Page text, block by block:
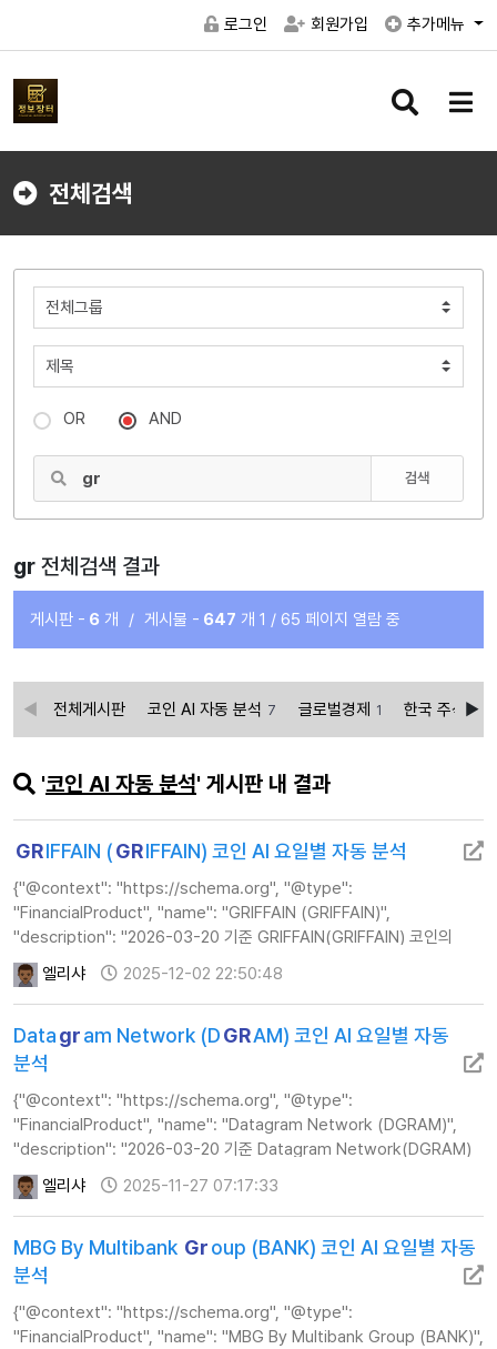
로그인 회원가입 추가메뉴
검
버
메
버
전체검색
OR AND
검색
gr 전체검색 결과
게시판 - 6 개 / 게시물 - 647 개 1 / 65 페이지 열람 중
전체게시판 코인 AI 자동 분석 7 글로벌경제 1 한국 주식 AI
'코인 AI 자동 분석' 게시판 내 결과
GRIFFAIN (GRIFFAIN) 코인 AI 요일별 자동 분석
{"@context": "https://schema.org", "@type":
"FinancialProduct", "name": "GRIFFAIN (GRIFFAIN)",
"description": "2026-03-20 기준 GRIFFAIN(GRIFFAIN) 코인의
실시간 AI 분석 정보, 주가, 기술적 지표 및 투자 전략 가이드를
제공합니다.", "url": "ht…
엘리샤 2025-12-02 22:50:48
Datagram Network (DGRAM) 코인 AI 요일별 자동
분석
{"@context": "https://schema.org", "@type":
"FinancialProduct", "name": "Datagram Network (DGRAM)",
"description": "2026-03-20 기준 Datagram Network(DGRAM)
코인의 실시간 AI 분석 정보, 주가, 기술적 지표 및 투자 전략 가이드를
제공합니다.", "url"…
엘리샤 2025-11-27 07:17:33
MBG By Multibank Group (BANK) 코인 AI 요일별 자동
분석
{"@context": "https://schema.org", "@type":
"FinancialProduct", "name": "MBG By Multibank Group (BANK)",